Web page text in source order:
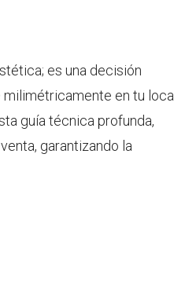
es una decisión
milimétricamente en tu local
guía técnica profunda,
garantizando la